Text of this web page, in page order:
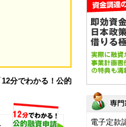
12分でわかる！公的
電子定款